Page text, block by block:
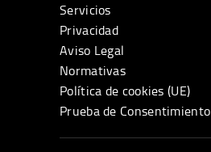
Servicios
Privacidad
Aviso Legal
Normativas
Política de cookies (UE)
Prueba de Consentimiento